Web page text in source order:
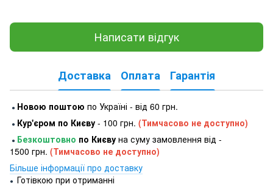
Написати відгук
Доставка Оплата Гарантія
● Новою поштою по Україні - від 60 грн.
● Кур'єром по Києву - 100 грн. (Тимчасово не доступно)
● Безкоштовно по Києву на суму замовлення від -
1500 грн. (Тимчасово не доступно)
Більше інформації про доставку
● Готівкою при отриманні